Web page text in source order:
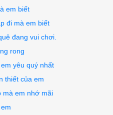
em biết
đi mà em biết
đang vui chơi.
rong
yêu quý nhất
thiết của em
mà em nhớ mãi